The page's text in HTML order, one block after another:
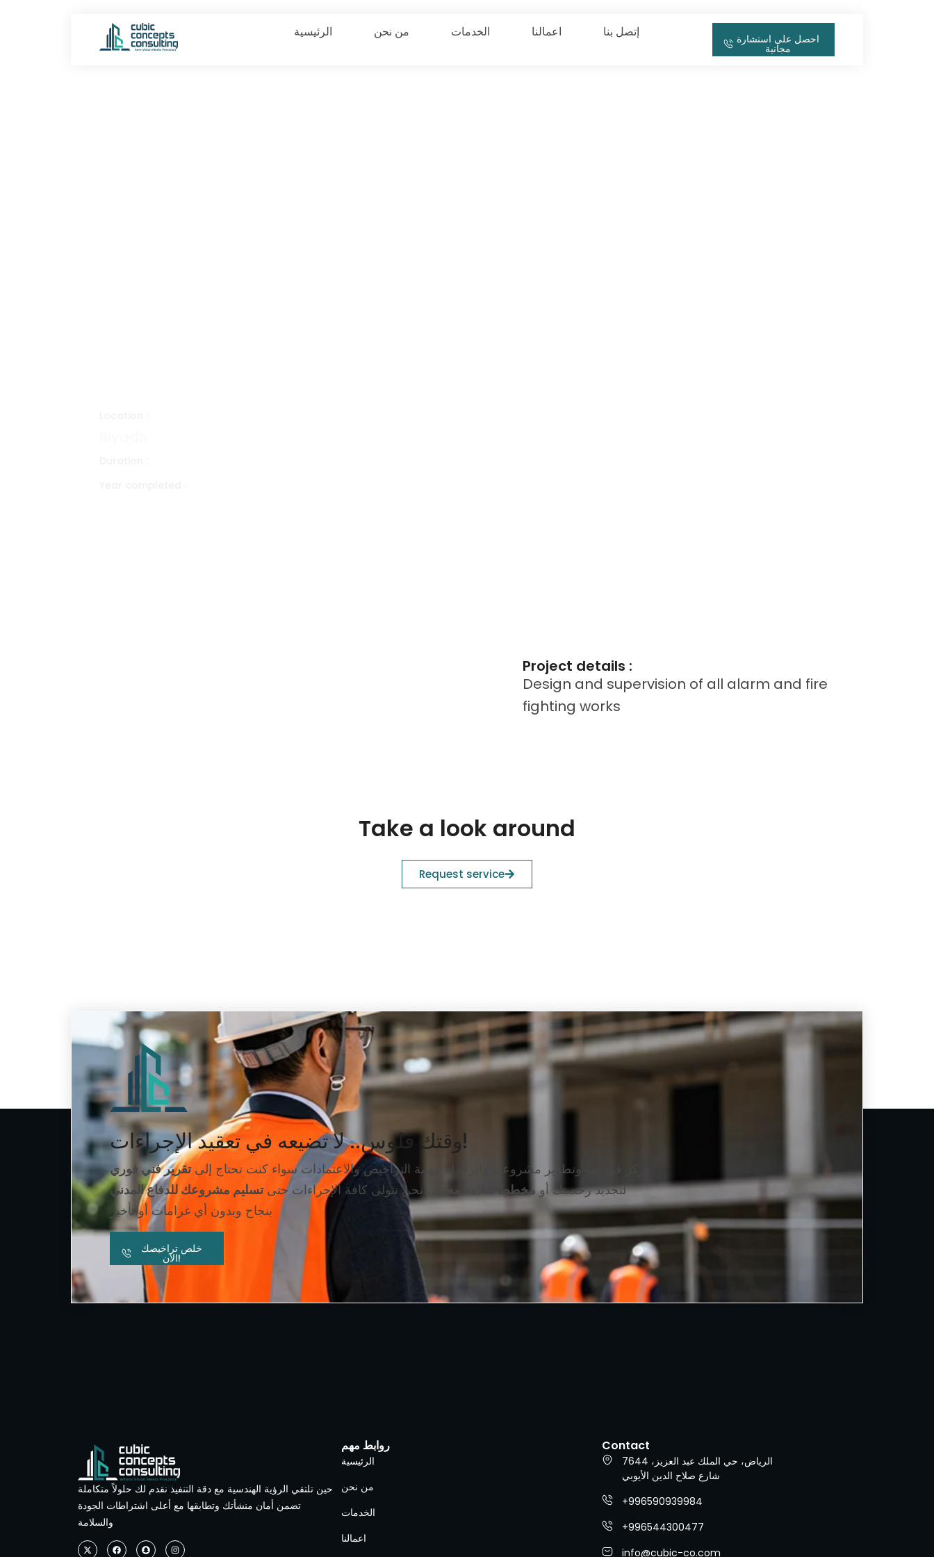
الرئيسية من نحن الخدمات اعمالنا إتصل بنا احصل على استشارة
مجانية
Project details :
Design and supervision of all alarm and fire
fighting works
Take a look around
Request service
وقتك فلوس.. لا تضيعه في تعقيد الإجراءات!
ركز في نمو وتطوير مشروعك واترك لنا مهمة التراخيص والاعتمادات سواء كنت تحتاج إلىتقرير فني فوري
لتجديد رخصتك أومخطط سلامة معتمد ، نحن نتولى كافة الإجراءات حتىتسليم مشروعك للدفاع المدني
بنجاح وبدون أي غرامات أو تأخير
خلص تراخيصك
الآن!
حين تلتقي الرؤية الهندسية مع دقة التنفيذ نقدم لك حلولاً متكاملة
تضمن أمان منشأتك وتطابقها مع أعلى اشتراطات الجودة
والسلامة
روابط مهم
الرئيسية
من نحن
الخدمات
اعمالنا
Contact
الرياض، حي الملك عبد العزيز، 7644
شارع صلاح الدين الأيوبي
+996590939984
+996544300477
info@cubic-co.com